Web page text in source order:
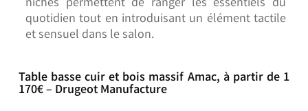
niches permettent de ranger les essentiels du
quotidien tout en introduisant un élément tactile
et sensuel dans le salon.
Table basse cuir et bois massif Amac, à partir de 1
170€ – Drugeot Manufacture